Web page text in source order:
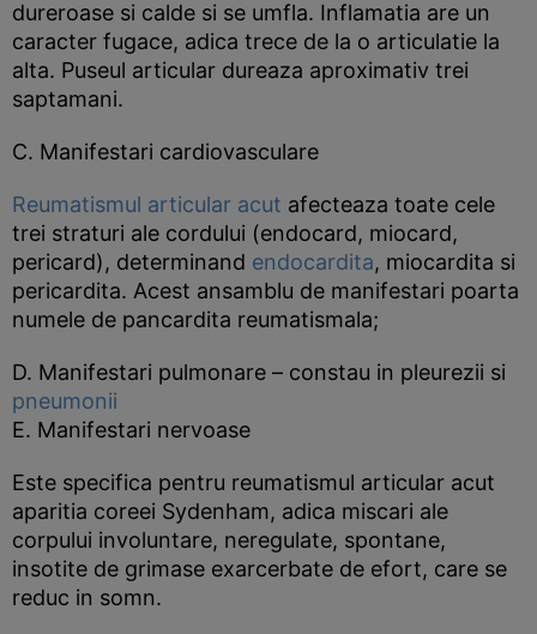
dureroase si calde si se umfla. Inflamatia are un
caracter fugace, adica trece de la o articulatie la
alta. Puseul articular dureaza aproximativ trei
saptamani.
C. Manifestari cardiovasculare
Reumatismul articular acut afecteaza toate cele
trei straturi ale cordului (endocard, miocard,
pericard), determinand endocardita, miocardita si
pericardita. Acest ansamblu de manifestari poarta
numele de pancardita reumatismala;
D. Manifestari pulmonare – constau in pleurezii si
pneumonii
E. Manifestari nervoase
Este specifica pentru reumatismul articular acut
aparitia coreei Sydenham, adica miscari ale
corpului involuntare, neregulate, spontane,
insotite de grimase exarcerbate de efort, care se
reduc in somn.